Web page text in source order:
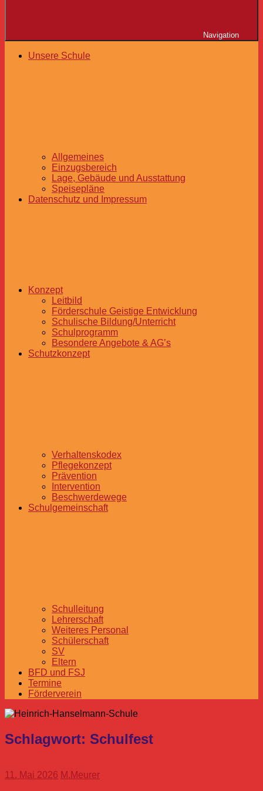
Navigation
Unsere Schule
Allgemeines
Einzugsbereich
Lage, Gebäude und Ausstattung
Speisepläne
Datenschutz und Impressum
Konzept
Leitbild
Förderschule Geistige Entwicklung
Schulische Bildung/Unterricht
Schulprogramm
Besondere Angebote & AG’s
Schutzkonzept
Verhaltenskodex
Pflegekonzept
Prävention
Intervention
Beschwerdewege
Schulgemeinschaft
Schulleitung
Lehrerschaft
Weiteres Personal
Schülerschaft
SV
Eltern
BFD und FSJ
Termine
Förderverein
Schlagwort: Schulfest
11. Mai 2026 M.Meurer